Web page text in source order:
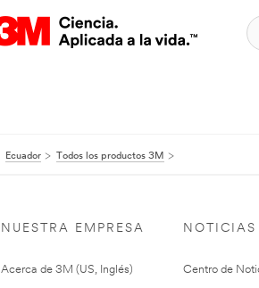
Ecuador Todos los productos 3M
NUESTRA EMPRESA
Acerca de 3M (US, Inglés)
NOTICIAS
Centro de